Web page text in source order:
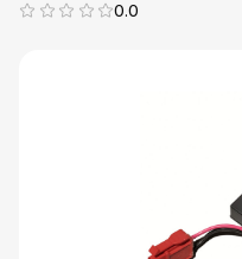
0.0